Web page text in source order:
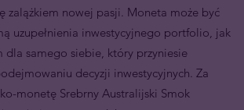
zalążkiem nowej pasji. Moneta może być
uzupełnienia inwestycyjnego portfolio, jak
dla samego siebie, który przyniesie
decyzji inwestycyjnych. Za
monetę Srebrny Australijski Smok